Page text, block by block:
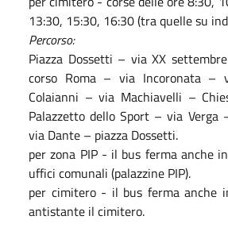
13:30, 15:30, 16:30 (tra quelle su
Percorso:
Piazza Dossetti – via XX
corso Roma – via Incoronata –
Colaianni – via Machiavelli –
Palazzetto dello Sport – via Verga
via Dante – piazza Dossetti.
per zona PIP - il bus ferma anche
uffici comunali (palazzine PIP).
per cimitero - il bus ferma anche
antistante il cimitero.